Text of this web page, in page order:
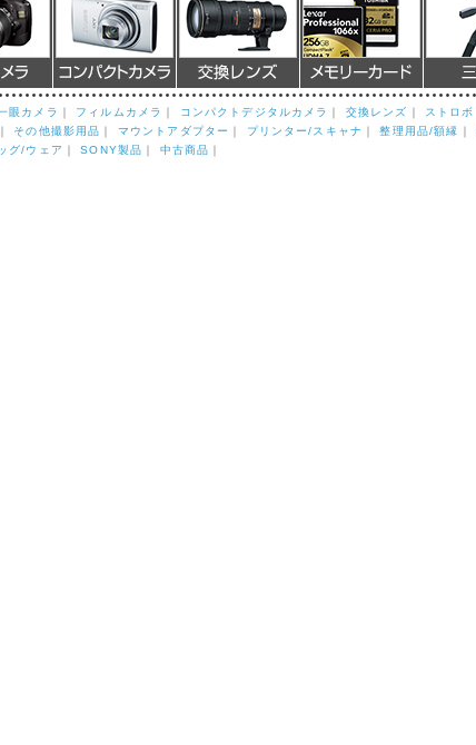
眼カメラ ｜ フィルムカメラ ｜ コンパクトデジタルカメラ ｜ 交換レンズ ｜ ストロボ
｜ その他撮影用品 ｜ マウントアダプター ｜ プリンター/スキャナ ｜整理用品/額縁 ｜
グ/ウェア ｜SONY製品 ｜ 中古商品 ｜